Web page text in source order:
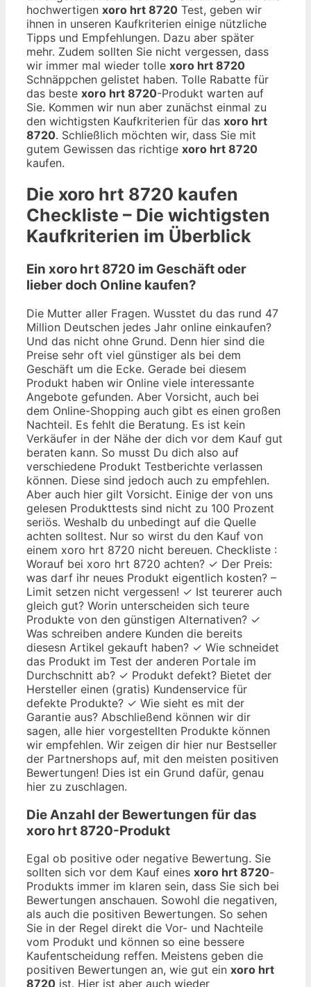
hochwertigen xoro hrt 8720 Test, geben wir
ihnen in unseren Kaufkriterien einige nützliche
Tipps und Empfehlungen. Dazu aber später
mehr. Zudem sollten Sie nicht vergessen, dass
wir immer mal wieder tolle xoro hrt 8720
Schnäppchen gelistet haben. Tolle Rabatte für
das beste xoro hrt 8720-Produkt warten auf
Sie. Kommen wir nun aber zunächst einmal zu
den wichtigsten Kaufkriterien für das xoro hrt
8720. Schließlich möchten wir, dass Sie mit
gutem Gewissen das richtige xoro hrt 8720
kaufen.
Die xoro hrt 8720 kaufen
Checkliste – Die wichtigsten
Kaufkriterien im Überblick
Ein xoro hrt 8720 im Geschäft oder
lieber doch Online kaufen?
Die Mutter aller Fragen. Wusstet du das rund 47
Million Deutschen jedes Jahr online einkaufen?
Und das nicht ohne Grund. Denn hier sind die
Preise sehr oft viel günstiger als bei dem
Geschäft um die Ecke. Gerade bei diesem
Produkt haben wir Online viele interessante
Angebote gefunden. Aber Vorsicht, auch bei
dem Online-Shopping auch gibt es einen großen
Nachteil. Es fehlt die Beratung. Es ist kein
Verkäufer in der Nähe der dich vor dem Kauf gut
beraten kann. So musst Du dich also auf
verschiedene Produkt Testberichte verlassen
können. Diese sind jedoch auch zu empfehlen.
Aber auch hier gilt Vorsicht. Einige der von uns
gelesen Produkttests sind nicht zu 100 Prozent
seriös. Weshalb du unbedingt auf die Quelle
achten solltest. Nur so wirst du den Kauf von
einem xoro hrt 8720 nicht bereuen. Checkliste :
Worauf bei xoro hrt 8720 achten? ✓ Der Preis:
was darf ihr neues Produkt eigentlich kosten? –
Limit setzen nicht vergessen! ✓ Ist teurerer auch
gleich gut? Worin unterscheiden sich teure
Produkte von den günstigen Alternativen? ✓
Was schreiben andere Kunden die bereits
diesesn Artikel gekauft haben? ✓ Wie schneidet
das Produkt im Test der anderen Portale im
Durchschnitt ab? ✓ Produkt defekt? Bietet der
Hersteller einen (gratis) Kundenservice für
defekte Produkte? ✓ Wie sieht es mit der
Garantie aus? Abschließend können wir dir
sagen, alle hier vorgestellten Produkte können
wir empfehlen. Wir zeigen dir hier nur Bestseller
der Partnershops auf, mit den meisten positiven
Bewertungen! Dies ist ein Grund dafür, genau
hier zu zuschlagen.
Die Anzahl der Bewertungen für das
xoro hrt 8720-Produkt
Egal ob positive oder negative Bewertung. Sie
sollten sich vor dem Kauf eines xoro hrt 8720-
Produkts immer im klaren sein, dass Sie sich bei
Bewertungen anschauen. Sowohl die negativen,
als auch die positiven Bewertungen. So sehen
Sie in der Regel direkt die Vor- und Nachteile
vom Produkt und können so eine bessere
Kaufentscheidung reffen. Meistens geben die
positiven Bewertungen an, wie gut ein xoro hrt
8720 ist. Hier ist aber auch wieder